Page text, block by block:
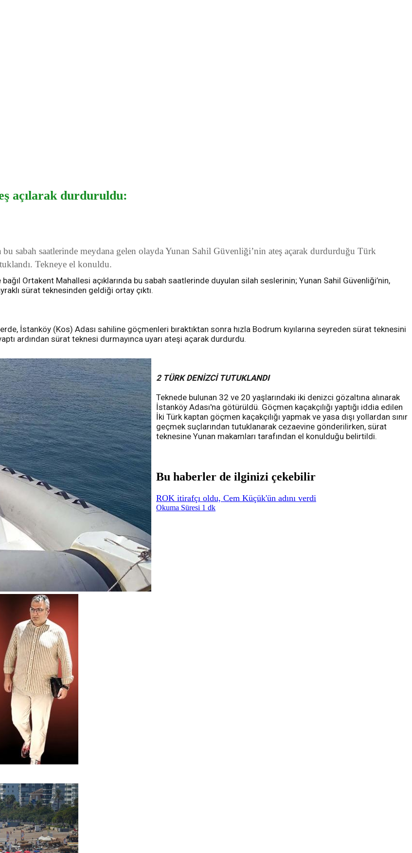
açılarak durduruldu:
sabah saatlerinde meydana gelen olayda Yunan Sahil Güvenliği’nin ateş açarak durdurduğu Türk
Tekneye el konuldu.
Ortakent Mahallesi açıklarında bu sabah saatlerinde duyulan silah seslerinin; Yunan Sahil Güvenliği’nin,
sürat teknesinden geldiği ortay çıktı.
İstanköy (Kos) Adası sahiline göçmenleri bıraktıktan sonra hızla Bodrum kıyılarına seyreden sürat teknesini
ardından sürat teknesi durmayınca uyarı ateşi açarak durdurdu.
2 TÜRK DENİZCİ TUTUKLANDI
Teknede bulunan 32 ve 20 yaşlarındaki iki denizci gözaltına alınarak
İstanköy Adası'na götürüldü. Göçmen kaçakçılığı yaptığı iddia edilen
İki Türk kaptan göçmen kaçakçılığı yapmak ve yasa dışı yollardan sınır
geçmek suçlarından tutuklanarak cezaevine gönderilirken, sürat
teknesine Yunan makamları tarafından el konulduğu belirtildi.
Bu haberler de ilginizi çekebilir
ROK itirafçı oldu, Cem Küçük'ün adını verdi
Okuma Süresi 1 dk